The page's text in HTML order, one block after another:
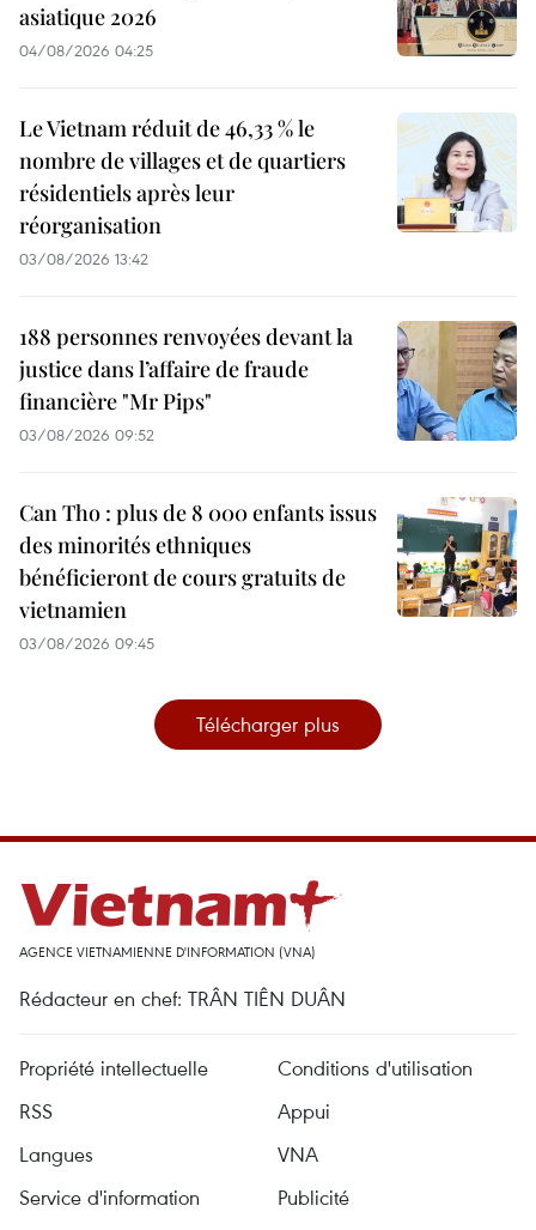
asiatique 2026
04/08/2026 04:25
Le Vietnam réduit de 46,33 % le
nombre de villages et de quartiers
résidentiels après leur
réorganisation
03/08/2026 13:42
188 personnes renvoyées devant la
justice dans l’affaire de fraude
financière "Mr Pips"
03/08/2026 09:52
Can Tho : plus de 8 000 enfants issus
des minorités ethniques
bénéficieront de cours gratuits de
vietnamien
03/08/2026 09:45
Télécharger plus
AGENCE VIETNAMIENNE D'INFORMATION (VNA)
Rédacteur en chef: TRÂN TIÊN DUÂN
Propriété intellectuelle
Conditions d'utilisation
RSS
Appui
Langues
VNA
Service d'information
Publicité